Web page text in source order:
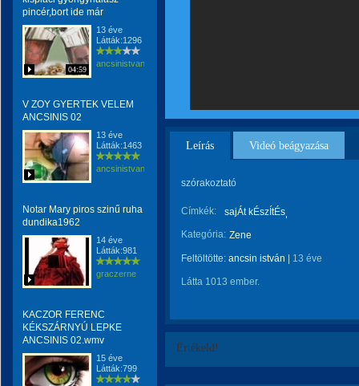
pincér,bort ide már
04:59
13 éve
Látták:1296
ancsinistvan
V ZOY GYERTEK VELEM
ANCSINIS 02
13 éve
Látták:1463
ancsinistvan
Notar Mary piros szinű ruha
dundika1962
14 éve
Látták:981
graczerne
KACZOR FERENC
KÉKSZÁRNYÚ LEPKE
ANCSINIS 02.wmv
15 éve
Látták:799
Leírás Videó beágyazása
szórakoztató
Címkék:
sajÁt kÉszÍtÉs
Kategória: Zene
Feltöltötte: ancsin istván 13 éve
Látta 1013 ember.
Értékeld!